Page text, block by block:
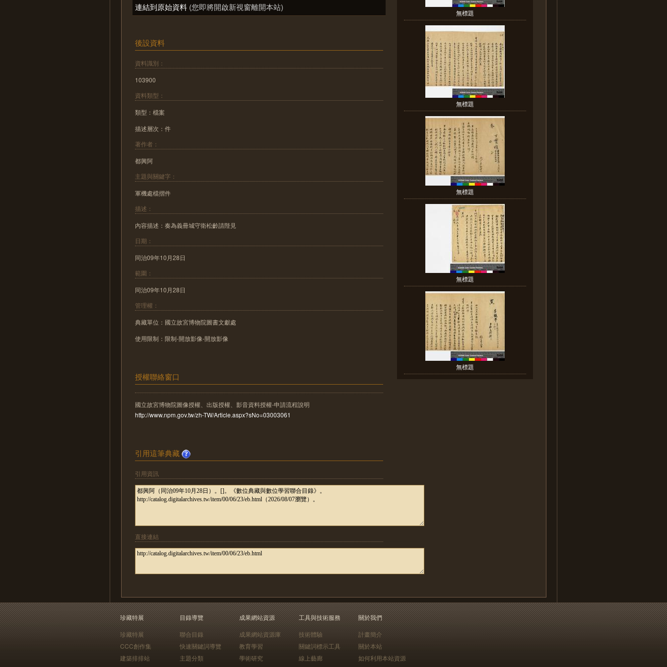
連結到原始資料 (您即將開啟新視窗離開本站)
後設資料
資料識別：
103900
資料類型：
類型：檔案
描述層次：件
著作者：
都興阿
主題與關鍵字：
軍機處檔摺件
描述：
內容描述：奏為義冊城守衛松齡請陛見
日期：
同治09年10月28日
範圍：
同治09年10月28日
管理權：
典藏單位：國立故宮博物院圖書文獻處
使用限制：限制-開放影像-開放影像
授權聯絡窗口
國立故宮博物院圖像授權、出版授權、影音資料授權-申請流程說明
http://www.npm.gov.tw/zh-TW/Article.aspx?sNo=03003061
引用這筆典藏
引用資訊
直接連結
無標題
無標題
無標題
無標題
無標題
珍藏特展
珍藏特展
CCC創作集
建築排排站
目錄導覽
聯合目錄
快速關鍵詞導覽
主題分類
成果網站資源
成果網站資源庫
教育學習
學術研究
工具與技術服務
技術體驗
關鍵詞標示工具
線上藝廊
關於我們
計畫簡介
關於本站
如何利用本站資源